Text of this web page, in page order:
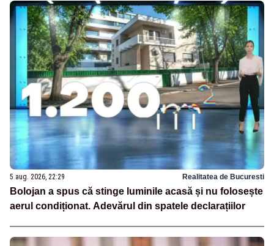
5 aug. 2026, 22:29 Realitatea de Bucuresti
Bolojan a spus că stinge luminile acasă și nu folosește
aerul condiționat. Adevărul din spatele declarațiilor